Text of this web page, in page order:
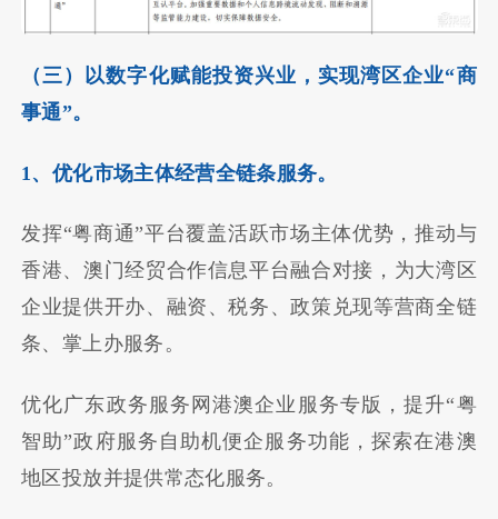
（三）以数字化赋能投资兴业，实现湾区企业“商
事通”。
1、优化市场主体经营全链条服务。
发挥“粤商通”平台覆盖活跃市场主体优势，推动与
香港、澳门经贸合作信息平台融合对接，为大湾区
企业提供开办、融资、税务、政策兑现等营商全链
条、掌上办服务。
优化广东政务服务网港澳企业服务专版，提升“粤
智助”政府服务自助机便企服务功能，探索在港澳
地区投放并提供常态化服务。